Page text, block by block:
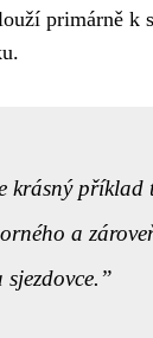
primárně k
krásný
a